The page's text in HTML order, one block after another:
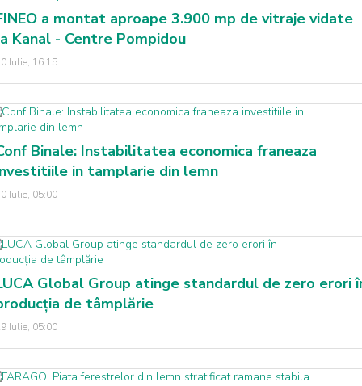
a montat aproape 3.900 mp de vitraje vidate
Kanal - Centre Pompidou
Iulie, 16:15
Binale: Instabilitatea economica franeaza
in tamplarie din lemn
Iulie, 05:00
Global Group atinge standardul de zero erori
de tâmplărie
Iulie, 05:00